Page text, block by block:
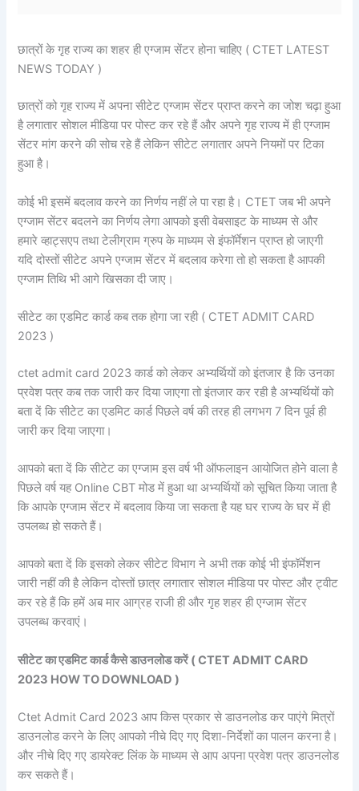
छात्रों के गृह राज्य का शहर ही एग्जाम सेंटर होना चाहिए ( CTET LATEST
NEWS TODAY )
छात्रों को गृह राज्य में अपना सीटेट एग्जाम सेंटर प्राप्त करने का जोश चढ़ा हुआ
है लगातार सोशल मीडिया पर पोस्ट कर रहे हैं और अपने गृह राज्य में ही एग्जाम
सेंटर मांग करने की सोच रहे हैं लेकिन सीटेट लगातार अपने नियमों पर टिका
हुआ है।
कोई भी इसमें बदलाव करने का निर्णय नहीं ले पा रहा है। CTET जब भी अपने
एग्जाम सेंटर बदलने का निर्णय लेगा आपको इसी वेबसाइट के माध्यम से और
हमारे व्हाट्सएप तथा टेलीग्राम ग्रुप के माध्यम से इंफॉर्मेशन प्राप्त हो जाएगी
यदि दोस्तों सीटेट अपने एग्जाम सेंटर में बदलाव करेगा तो हो सकता है आपकी
एग्जाम तिथि भी आगे खिसका दी जाए।
सीटेट का एडमिट कार्ड कब तक होगा जा रही ( CTET ADMIT CARD
2023 )
ctet admit card 2023 कार्ड को लेकर अभ्यर्थियों को इंतजार है कि उनका
प्रवेश पत्र कब तक जारी कर दिया जाएगा तो इंतजार कर रही है अभ्यर्थियों को
बता दें कि सीटेट का एडमिट कार्ड पिछले वर्ष की तरह ही लगभग 7 दिन पूर्व ही
जारी कर दिया जाएगा।
आपको बता दें कि सीटेट का एग्जाम इस वर्ष भी ऑफलाइन आयोजित होने वाला है
पिछले वर्ष यह Online CBT मोड में हुआ था अभ्यर्थियों को सूचित किया जाता है
कि आपके एग्जाम सेंटर में बदलाव किया जा सकता है यह घर राज्य के घर में ही
उपलब्ध हो सकते हैं।
आपको बता दें कि इसको लेकर सीटेट विभाग ने अभी तक कोई भी इंफॉर्मेशन
जारी नहीं की है लेकिन दोस्तों छात्र लगातार सोशल मीडिया पर पोस्ट और ट्वीट
कर रहे हैं कि हमें अब मार आग्रह राजी ही और गृह शहर ही एग्जाम सेंटर
उपलब्ध करवाएं।
सीटेट का एडमिट कार्ड कैसे डाउनलोड करें ( CTET ADMIT CARD
2023 HOW TO DOWNLOAD )
Ctet Admit Card 2023 आप किस प्रकार से डाउनलोड कर पाएंगे मित्रों
डाउनलोड करने के लिए आपको नीचे दिए गए दिशा-निर्देशों का पालन करना है।
और नीचे दिए गए डायरेक्ट लिंक के माध्यम से आप अपना प्रवेश पत्र डाउनलोड
कर सकते हैं।